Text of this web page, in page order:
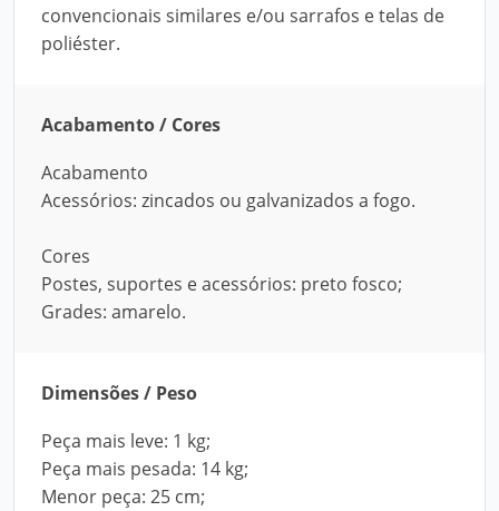
convencionais similares e/ou sarrafos e telas de
poliéster.
Acabamento / Cores
Acabamento
Acessórios: zincados ou galvanizados a fogo.
Cores
Postes, suportes e acessórios: preto fosco;
Grades: amarelo.
Dimensões / Peso
Peça mais leve: 1 kg;
Peça mais pesada: 14 kg;
Menor peça: 25 cm;